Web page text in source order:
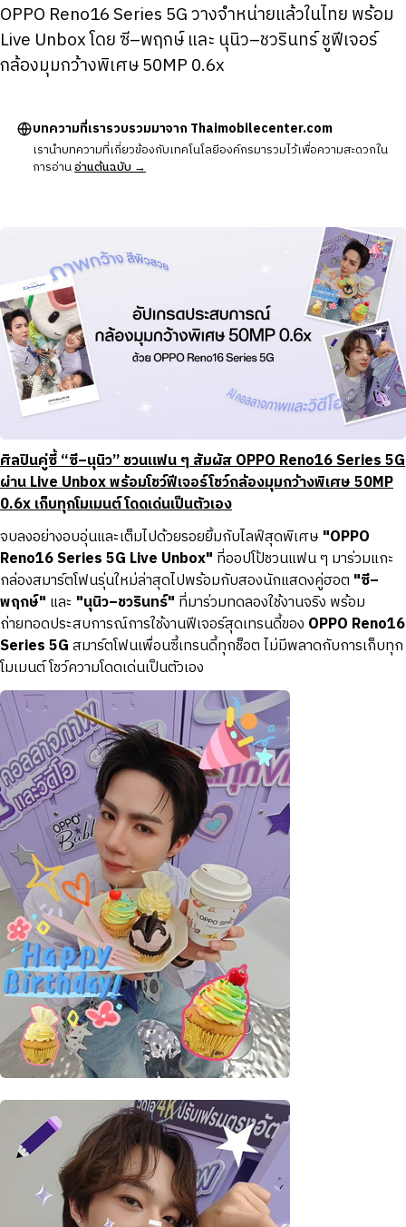
OPPO Reno16 Series 5G วางจำหน่ายแล้วในไทย พร้อม
Live Unbox โดย ซี–พฤกษ์ และ นุนิว–ชวรินทร์ ชูฟีเจอร์
กล้องมุมกว้างพิเศษ 50MP 0.6x
บทความที่เรารวบรวมมาจาก Thaimobilecenter.com
เรานำบทความที่เกี่ยวข้องกับเทคโนโลยีองค์กรมารวมไว้เพื่อความสะดวกใน
การอ่านอ่านต้นฉบับ →
ศิลปินคู่ซี้ “ซี–นุนิว” ชวนแฟน ๆ สัมผัส OPPO Reno16 Series 5G
ผ่าน Live Unbox พร้อมโชว์ฟีเจอร์โชว์กล้องมุมกว้างพิเศษ 50MP
0.6x เก็บทุกโมเมนต์ โดดเด่นเป็นตัวเอง
จบลงอย่างอบอุ่นและเต็มไปด้วยรอยยิ้มกับไลฟ์สุดพิเศษ"OPPO
Reno16 Series 5G Live Unbox" ที่ออปโป้ชวนแฟน ๆ มาร่วมแกะ
กล่องสมาร์ตโฟนรุ่นใหม่ล่าสุดไปพร้อมกับสองนักแสดงคู่ฮอต "ซี–
พฤกษ์" และ "นุนิว–ชวรินทร์" ที่มาร่วมทดลองใช้งานจริง พร้อม
ถ่ายทอดประสบการณ์การใช้งานฟีเจอร์สุดเทรนดี้ของ OPPO Reno16
Series 5Gสมาร์ตโฟนเพื่อนซี้เทรนดี้ทุกช็อต ไม่มีพลาดกับการเก็บทุก
โมเมนต์ โชว์ความโดดเด่นเป็นตัวเอง